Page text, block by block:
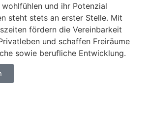
und ihr Potenzial
steht stets an erster Stelle. Mit
fördern die Vereinbarkeit
und schaffen Freiräume
sowie berufliche Entwicklung.